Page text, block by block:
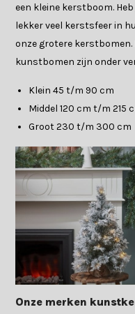
een kleine kerstboom.
lekker veel kerstsfeer in
onze grotere
kunstbomen zijn onder
Klein 45 t/m 90 cm
Middel 120 cm t/m 215
Groot 230 t/m 300 cm
Onze merken